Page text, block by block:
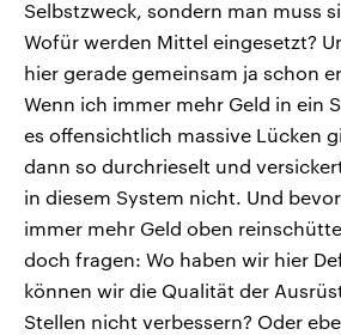
Selbstzweck, sondern man muss
Wofür werden Mittel eingesetzt?
hier gerade gemeinsam ja schon
Wenn ich immer mehr Geld in ein
es offensichtlich massive Lücken
dann so durchrieselt und
in diesem System nicht. Und
immer mehr Geld oben
doch fragen: Wo haben wir hier
können wir die Qualität der
Stellen nicht verbessern? Oder